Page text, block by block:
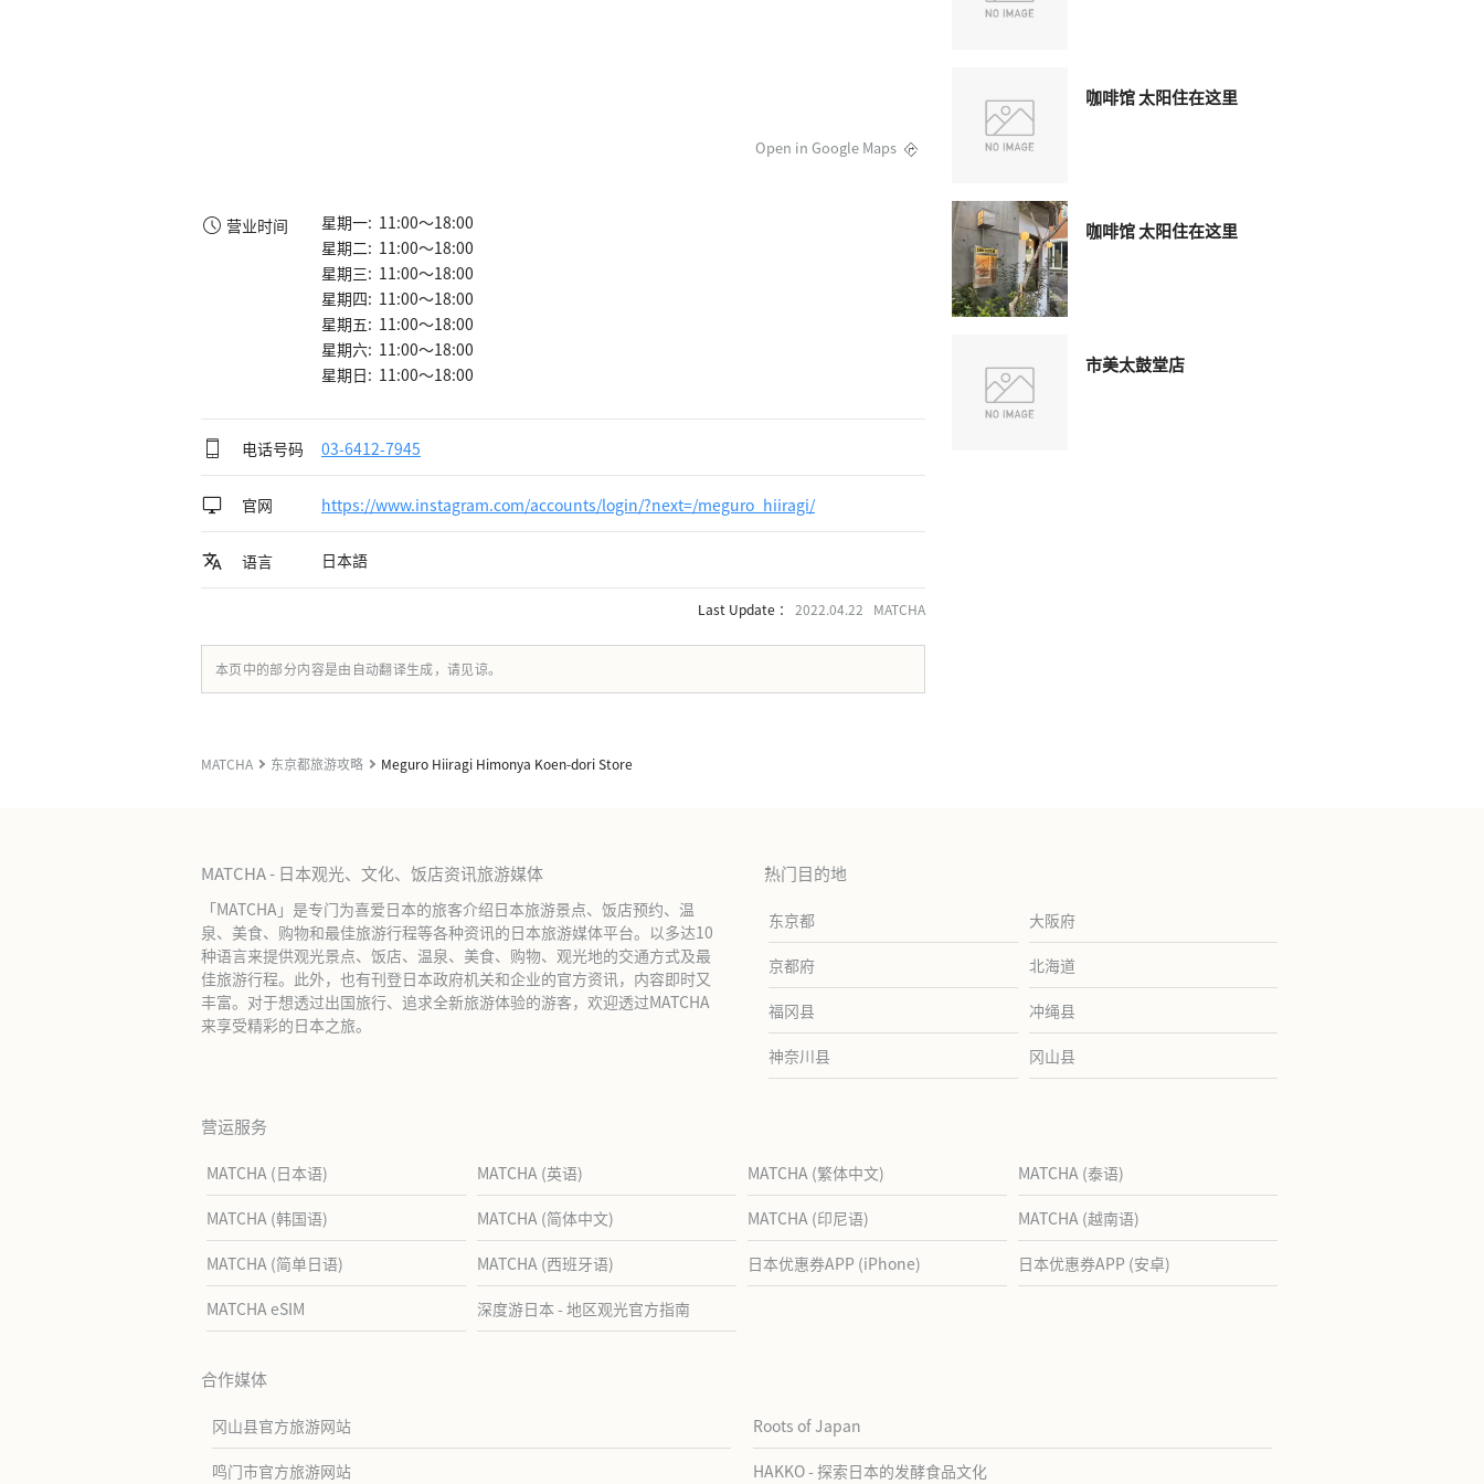
Open in Google Maps
营业时间
星期一: 11:00～18:00
星期二: 11:00～18:00
星期三: 11:00～18:00
星期四: 11:00～18:00
星期五: 11:00～18:00
星期六: 11:00～18:00
星期日: 11:00～18:00
电话号码 03-6412-7945
官网 https://www.instagram.com/accounts/login/?next=/meguro_hiiragi/
语言 日本語
Last Update ： 2022.04.22 MATCHA
本页中的部分内容是由自动翻译生成，请见谅。
咖啡馆 太阳住在这里
咖啡馆 太阳住在这里
市美太鼓堂店
MATCHA 东京都旅游攻略 Meguro Hiiragi Himonya Koen-dori Store
MATCHA - 日本观光、文化、饭店资讯旅游媒体
「MATCHA」是专门为喜爱日本的旅客介绍日本旅游景点、饭店预约、温
泉、美食、购物和最佳旅游行程等各种资讯的日本旅游媒体平台。以多达10
种语言来提供观光景点、饭店、温泉、美食、购物、观光地的交通方式及最
佳旅游行程。此外，也有刊登日本政府机关和企业的官方资讯，内容即时又
丰富。对于想透过出国旅行、追求全新旅游体验的游客，欢迎透过MATCHA
来享受精彩的日本之旅。
热门目的地
东京都 大阪府
京都府 北海道
福冈县 冲绳县
神奈川县 冈山县
营运服务
MATCHA (日本语) MATCHA (英语) MATCHA (繁体中文) MATCHA (泰语)
MATCHA (韩国语) MATCHA (简体中文) MATCHA (印尼语) MATCHA (越南语)
MATCHA (简单日语) MATCHA (西班牙语) 日本优惠券APP (iPhone) 日本优惠券APP (安卓)
MATCHA eSIM 深度游日本 - 地区观光官方指南
合作媒体
冈山县官方旅游网站 Roots of Japan
鸣门市官方旅游网站 HAKKO - 探索日本的发酵食品文化